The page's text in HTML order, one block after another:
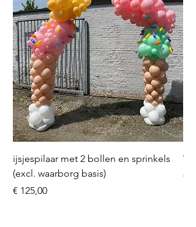
ijsjespilaar met 2 bollen en sprinkels
(excl. waarborg basis)
Prijs
€ 125,00
Prijs
€